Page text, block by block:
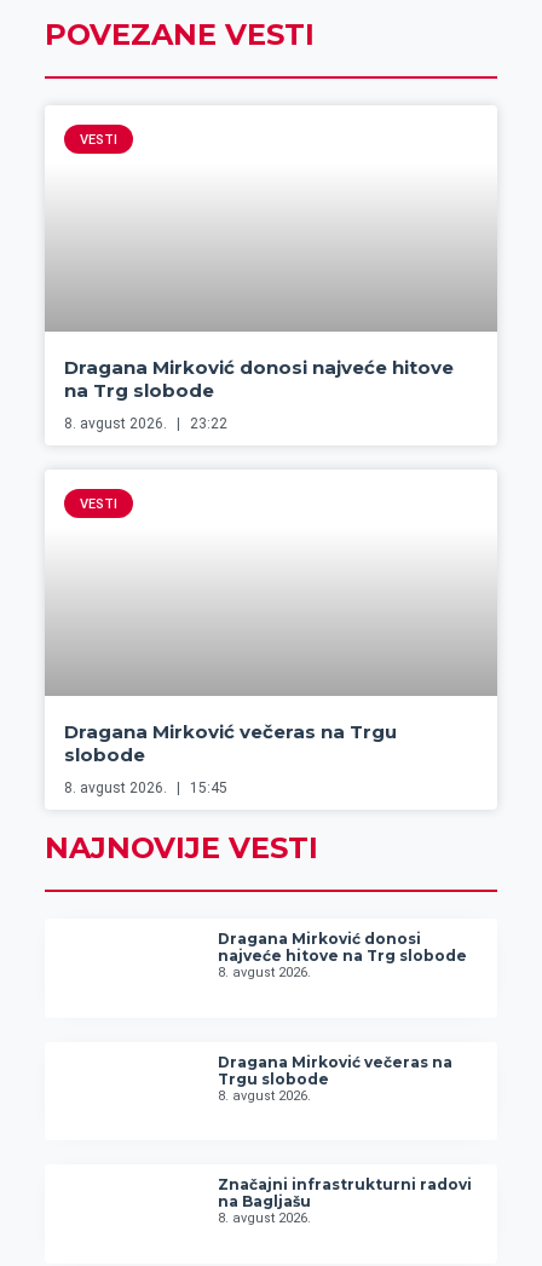
POVEZANE VESTI
VESTI
Dragana Mirković donosi najveće hitove
na Trg slobode
8. avgust 2026. 23:22
VESTI
Dragana Mirković večeras na Trgu
slobode
8. avgust 2026. 15:45
NAJNOVIJE VESTI
Dragana Mirković donosi
najveće hitove na Trg slobode
8. avgust 2026.
Dragana Mirković večeras na
Trgu slobode
8. avgust 2026.
Značajni infrastrukturni radovi
na Bagljašu
8. avgust 2026.